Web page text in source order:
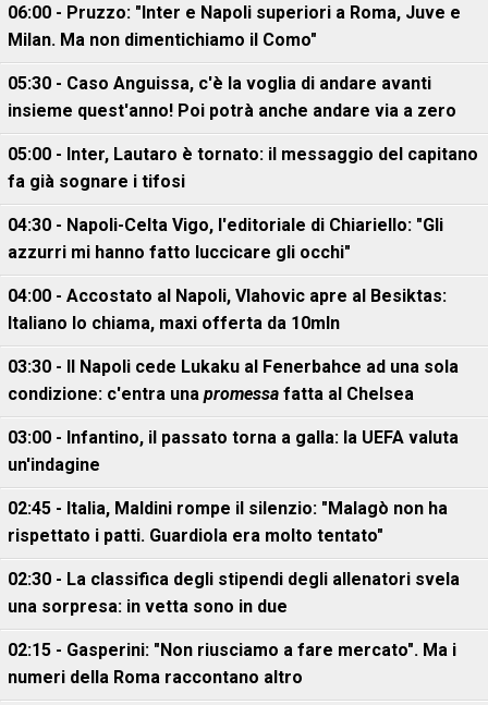
06:00 - Pruzzo: "Inter e Napoli superiori a Roma, Juve e
Milan. Ma non dimentichiamo il Como"
05:30 - Caso Anguissa, c'è la voglia di andare avanti
insieme quest'anno! Poi potrà anche andare via a zero
05:00 - Inter, Lautaro è tornato: il messaggio del capitano
fa già sognare i tifosi
04:30 - Napoli-Celta Vigo, l'editoriale di Chiariello: "Gli
azzurri mi hanno fatto luccicare gli occhi"
04:00 - Accostato al Napoli, Vlahovic apre al Besiktas:
Italiano lo chiama, maxi offerta da 10mln
03:30 - Il Napoli cede Lukaku al Fenerbahce ad una sola
condizione: c'entra una promessa fatta al Chelsea
03:00 - Infantino, il passato torna a galla: la UEFA valuta
un'indagine
02:45 - Italia, Maldini rompe il silenzio: "Malagò non ha
rispettato i patti. Guardiola era molto tentato"
02:30 - La classifica degli stipendi degli allenatori svela
una sorpresa: in vetta sono in due
02:15 - Gasperini: "Non riusciamo a fare mercato". Ma i
numeri della Roma raccontano altro